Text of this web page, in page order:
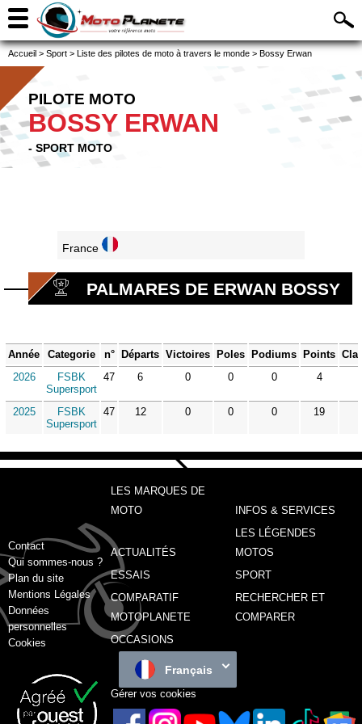
Accueil > Sport > Liste des pilotes de moto à travers le monde > Bossy Erwan
PILOTE MOTO
BOSSY ERWAN
- SPORT MOTO
France
PALMARES DE ERWAN BOSSY
Année Categorie n° Départs Victoires Poles Podiums Points
2026
FSBK
Supersport
47 6 0 0 0 4
2025
FSBK
Supersport
47 12 0 0 0 19
Contact
Qui sommes-nous ?
Plan du site
Mentions Légales
Données
personnelles
Cookies
LES MARQUES DE
MOTO
INFOS & SERVICES
ACTUALITÉS
LES LÉGENDES
MOTOS
ESSAIS
SPORT
COMPARATIF
MOTOPLANETE
RECHERCHER ET
COMPARER
OCCASIONS
Français
Gérer vos cookies